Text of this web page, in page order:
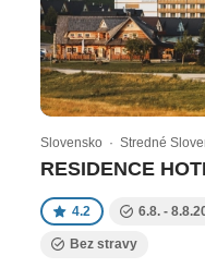
celého roka.
Slovenskú SATUR
zvýhodnenými
all inclusive. Je to
dopriať hotelový
cestovania. Stredné
Slovensko ponúka
pokojný oddych,
RESIDENCE
Slovensko · Stredné
4.2 6.8. -
Bez stravy